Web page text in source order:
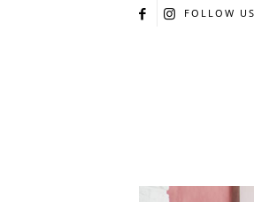
FOLLOW